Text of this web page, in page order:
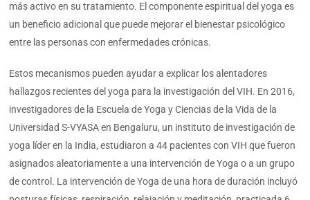
más activo en su tratamiento. El componente espiritual del yoga es
un beneficio adicional que puede mejorar el bienestar psicológico
entre las personas con enfermedades crónicas.
Estos mecanismos pueden ayudar a explicar los alentadores
hallazgos recientes del yoga para la investigación del VIH. En 2016,
investigadores de la Escuela de Yoga y Ciencias de la Vida de la
Universidad S-VYASA en Bengaluru, un instituto de investigación de
yoga líder en la India, estudiaron a 44 pacientes con VIH que fueron
asignados aleatoriamente a una intervención de Yoga o a un grupo
de control. La intervención de Yoga de una hora de duración incluyó